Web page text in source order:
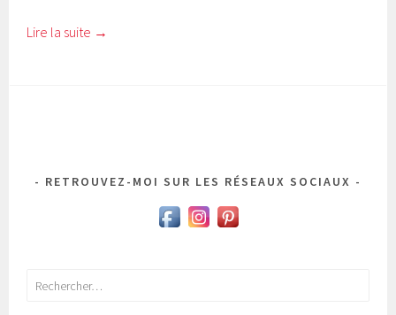
Lire la suite →
RETROUVEZ-MOI SUR LES RÉSEAUX SOCIAUX
Rechercher :